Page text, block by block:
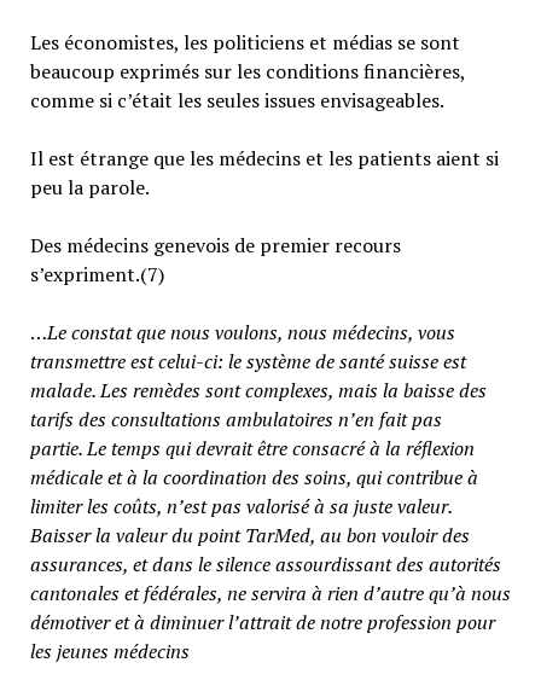
Les économistes, les politiciens et médias se sont
beaucoup exprimés sur les conditions financières,
comme si c’était les seules issues envisageables.
Il est étrange que les médecins et les patients aient si
peu la parole.
Des médecins genevois de premier recours
s’expriment.(7)
…Le constat que nous voulons, nous médecins, vous
transmettre est celui-ci: le système de santé suisse est
malade. Les remèdes sont complexes, mais la baisse des
tarifs des consultations ambulatoires n’en fait pas
partie.Le temps qui devrait être consacré à la réflexion
médicale et à la coordination des soins, qui contribue à
limiter les coûts, n’est pas valorisé à sa juste valeur.
Baisser la valeur du point TarMed, au bon vouloir des
assurances, et dans le silence assourdissant des autorités
cantonales et fédérales, ne servira à rien d’autre qu’à nous
démotiver et à diminuer l’attrait de notre profession pour
les jeunes médecins